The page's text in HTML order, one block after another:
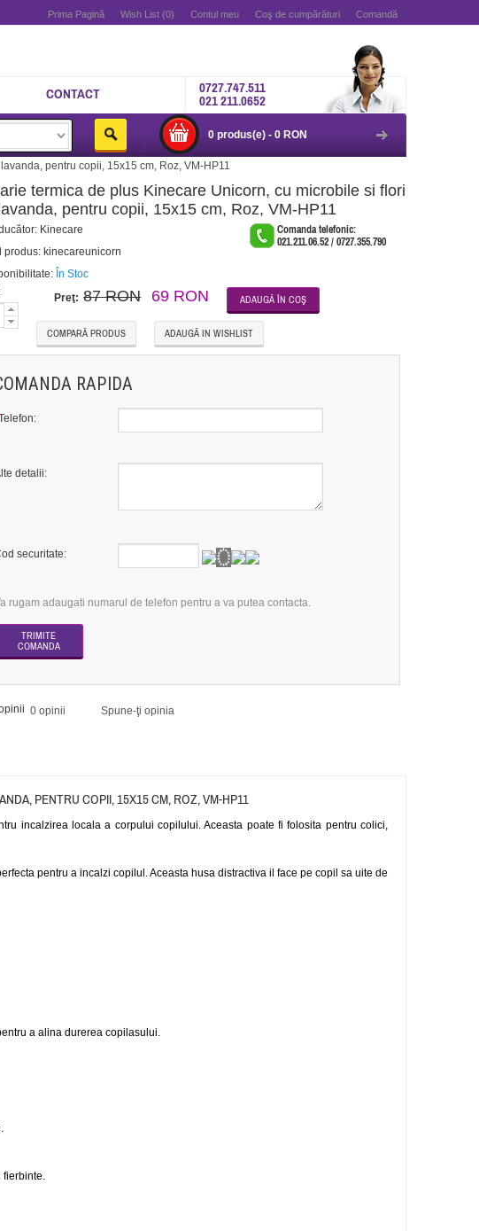
Prima Pagină Wish List (0) Contul meu Coş de cumpărături Comandă
0727.747.511
021 211.0652
CONTACT
0 produs(e) - 0 RON
pentru copii, 15x15 cm, Roz, VM-HP11
termica de plus Kinecare Unicorn, cu microbile si flori
pentru copii, 15x15 cm, Roz, VM-HP11
Comanda telefonic:
021.211.06.52 / 0727.355.790
Kinecare
produs: kinecareunicorn
În Stoc
Preţ: 87 RON 69 RON
COMPARĂ PRODUS ADAUGĂ IN WISHLIST
RAPIDA
detalii:
securitate:
rugam adaugati numarul de telefon pentru a va putea contacta.
0 opinii Spune-ţi opinia
PENTRU COPII, 15X15 CM, ROZ, VM-HP11
incalzirea locala a corpului copilului. Aceasta poate fi folosita pentru colici,
pentru a incalzi copilul. Aceasta husa distractiva il face pe copil sa uite de
a alina durerea copilasului.
fierbinte.